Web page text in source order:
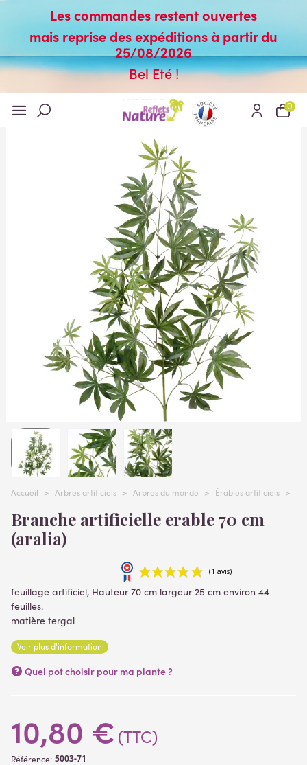
Les commandes restent ouvertes
mais reprise des expéditions à partir du
25/08/2026
Bel Eté !
0
Accueil > Arbres artificiels > Arbres du monde > Érables artificiels >
Branche artificielle erable 70 cm
(aralia)
feuillage artificiel, Hauteur 70 cm largeur 25 cm environ 44
feuilles.
matière tergal
Voir plus d'information
Quel pot choisir pour ma plante ?
10,80 € (TTC)
Référence: 5003-71